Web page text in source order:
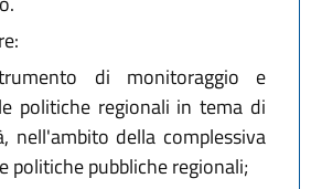
di monitoraggio e
politiche regionali in tema di
nell'ambito della complessiva
politiche pubbliche regionali;